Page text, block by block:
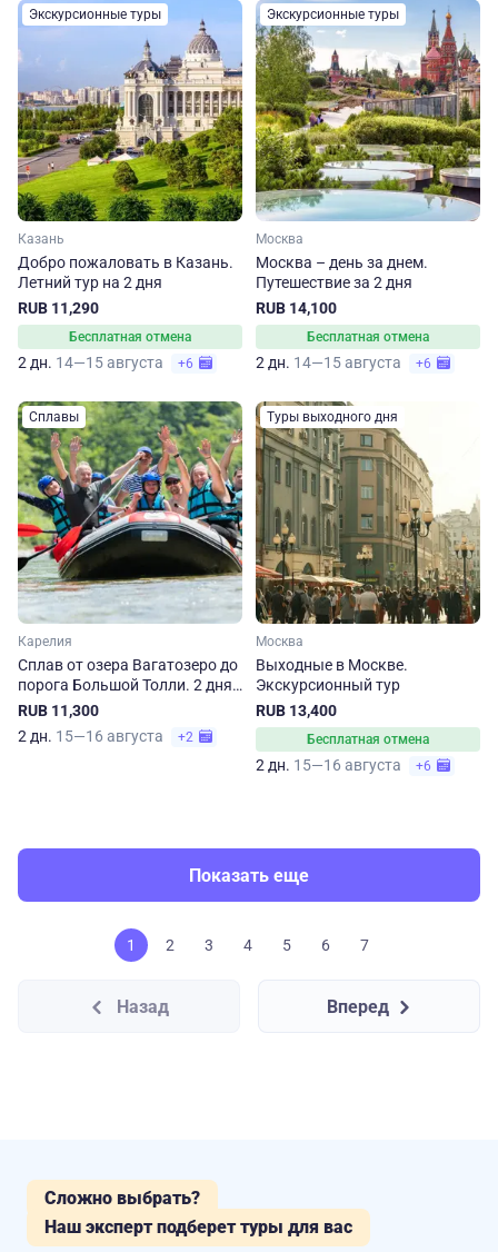
Экскурсионные туры
Казань
Добро пожаловать в Казань.
Летний тур на 2 дня
RUB 11,290
Бесплатная отмена
2 дн. 14—15 августа +6
Экскурсионные туры
Москва
Москва – день за днем.
Путешествие за 2 дня
RUB 14,100
Бесплатная отмена
2 дн. 14—15 августа +6
Сплавы
Карелия
Сплав от озера Вагатозеро до
порога Большой Толли. 2 дня
в Карелии
RUB 11,300
2 дн. 15—16 августа +2
Туры выходного дня
Москва
Выходные в Москве.
Экскурсионный тур
RUB 13,400
Бесплатная отмена
2 дн. 15—16 августа +6
Показать еще
1 2 3 4 5 6 7
Назад Вперед
Сложно выбрать?
Наш эксперт подберет туры для вас